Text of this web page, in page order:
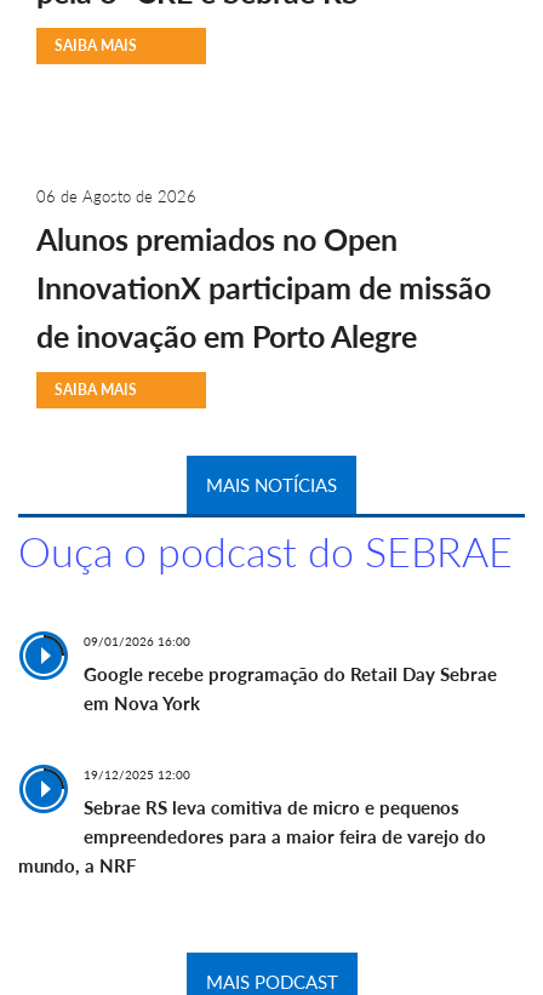
SAIBA MAIS
06 de Agosto de 2026
Alunos premiados no Open
InnovationX participam de missão
de inovação em Porto Alegre
SAIBA MAIS
MAIS NOTÍCIAS
Ouça o podcast do SEBRAE
09/01/2026 16:00
Google recebe programação do Retail Day Sebrae
em Nova York
19/12/2025 12:00
Sebrae RS leva comitiva de micro e pequenos
empreendedores para a maior feira de varejo do
mundo, a NRF
MAIS PODCAST